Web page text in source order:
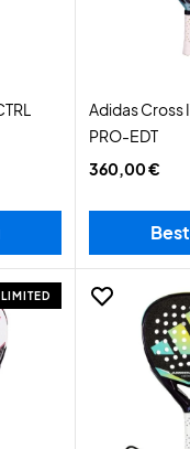
Adidas Cross
PRO-EDT
360,00 €
LIMITED